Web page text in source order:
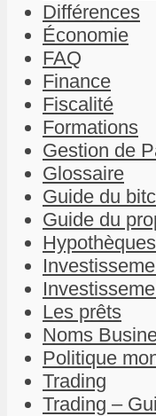
Différences
Économie
FAQ
Finance
Fiscalité
Formations
Gestion de
Glossaire
Guide du
Guide du
Les prêts
Noms
Politique
Trading
Trading –